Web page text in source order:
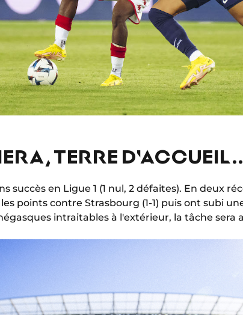
TERRE
succès en Ligue 1 (1 nul, 2 défaites). En deux
points contre Strasbourg (1-1) puis ont subi
intraitables à l'extérieur, la tâche sera